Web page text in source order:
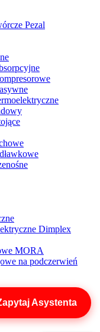
Pezal
Dimplex
MORA
na podczerwień
Asystenta